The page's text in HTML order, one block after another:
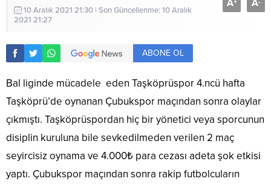
10 Aralık 2021 21:30 | Son Güncellenme: 10 Aralık
2021 21:27
A+ A-
ABONE OL
Bal liginde mücadele eden Taşköprüspor 4.ncü hafta
Taşköprü’de oynanan Çubukspor maçından sonra olaylar
çıkmıştı. Taşköprüspordan hiç bir yönetici veya sporcunun
disiplin kuruluna bile sevkedilmeden verilen 2 maç
seyircisiz oynama ve 4.000₺ para cezası adeta şok etkisi
yaptı. Çubukspor maçından sonra rakip futbolcuların